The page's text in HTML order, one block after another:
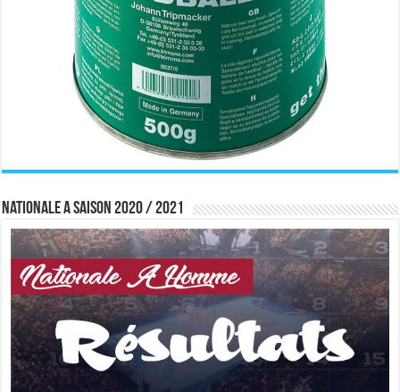
Nationale A saison 2020 / 2021